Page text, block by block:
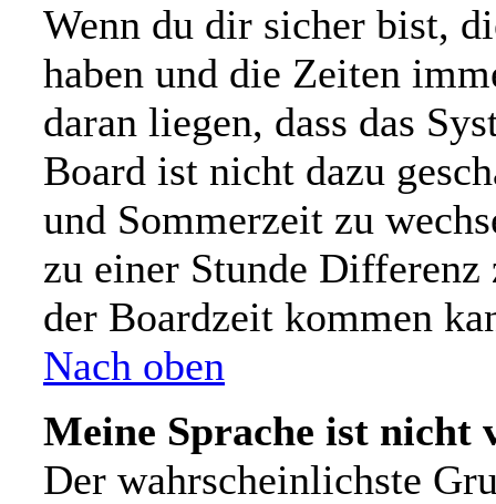
Wenn du dir sicher bist,
haben und die Zeiten
daran liegen, dass das
Board ist nicht dazu
und Sommerzeit zu
zu einer Stunde
der Boardzeit kommen
Nach oben
Meine Sprache ist nicht
Der wahrscheinlichste